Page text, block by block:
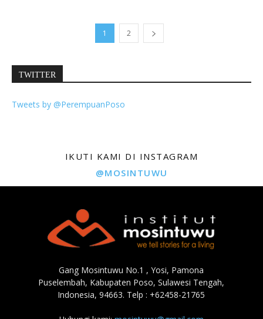
1 2
TWITTER
Tweets by @PerempuanPoso
IKUTI KAMI DI INSTAGRAM
@MOSINTUWU
Gang Mosintuwu No.1 , Yosi, Pamona
Puselembah, Kabupaten Poso, Sulawesi Tengah,
Indonesia, 94663. Telp : +62458-21765